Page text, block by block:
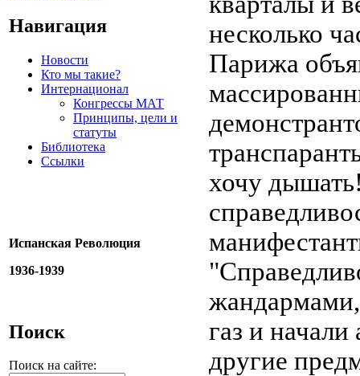
Навигация
Новости
Кто мы такие?
Интернационал
Конгрессы МАТ
Принципы, цели и
статуты
Библиотека
Ссылки
Испанская Революция
1936-1939
Поиск
Поиск на сайте:
несколько
Парижа
хочу
жандармами,
газ и
другие